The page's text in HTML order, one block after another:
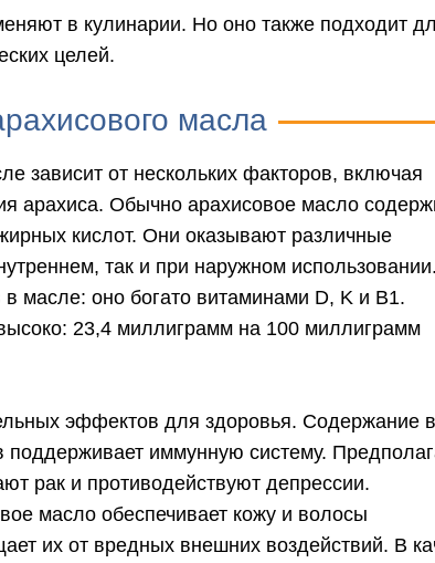
в кулинарии. Но оно также подходит
целей.
масла
зависит от нескольких факторов, включая
арахиса. Обычно арахисовое масло
кислот. Они оказывают различные
так и при наружном использовании.
масле: оно богато витаминами D, K и B1.
23,4 миллиграмм на 100 миллиграмм
эффектов для здоровья. Содержание
иммунную систему.
рак и противодействуют депрессии.
масло обеспечивает кожу и волосы
их от вредных внешних воздействий. В